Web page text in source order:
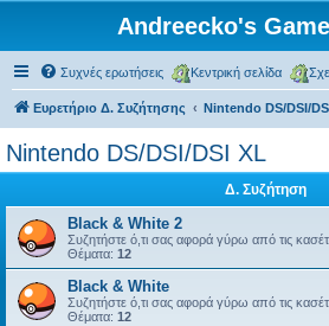
Andreecko's
Συχνές ερωτήσεις Κεντρική σελίδα
Ευρετήριο Δ. Συζήτησης Nintendo DS/DSI/
Nintendo DS/DSI/DSI XL
Δ. Συζήτηση
Black & White 2
Συζητήστε ό,τι σας αφορά γύρω από τις
Θέματα: 12
Black & White
Συζητήστε ό,τι σας αφορά γύρω από τις
Θέματα: 12